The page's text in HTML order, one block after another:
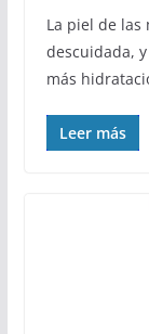
La piel de las
descuidada,
más
Leer más